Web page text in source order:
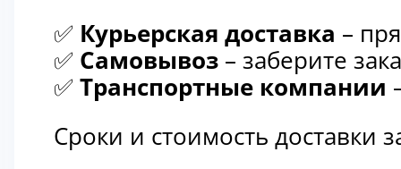
✅ Курьерская доставка –
✅ Самовывоз – заберите
✅ Транспортные компании
Сроки и стоимость доставки